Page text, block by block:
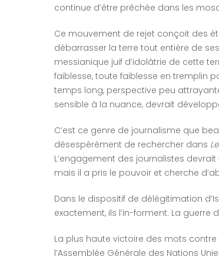
continue d’être prêchée dans les
Ce mouvement de rejet conçoit des
débarrasser la terre tout entière de
messianique juif d’idolâtrie de cette
faiblesse, toute faiblesse en tremplin
temps long, perspective peu
sensible à la nuance, devrait
C’est ce genre de journalisme que
désespérément de rechercher dans
L’engagement des journalistes
mais il a pris le pouvoir et cherche
Dans le dispositif de délégitimation
exactement, ils l’in-forment. La
La plus haute victoire des mots contre
l’Assemblée Générale des Nations